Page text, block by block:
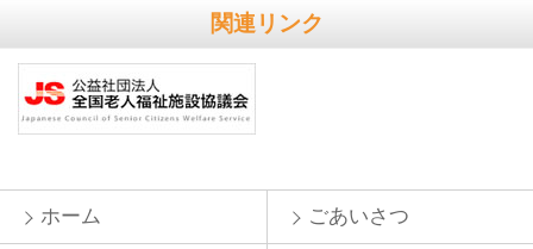
関連リンク
ホーム ごあいさつ